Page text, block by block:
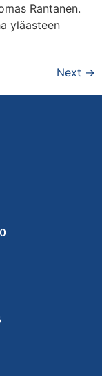
Rantanen.
yläasteen
Next →